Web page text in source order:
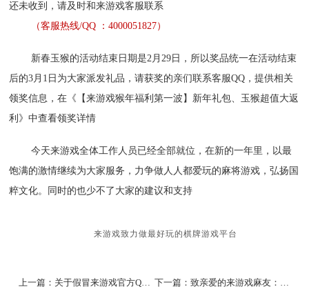
还未收到，请及时和来游戏客服联系
（客服热线/QQ ：4000051827）
新春玉猴的活动结束日期是2月29日，所以奖品统一在活动结束
后的3月1日为大家派发礼品，请获奖的亲们联系客服QQ，提供相关
领奖信息，在 《【来游戏猴年福利第一波】新年礼包、玉猴超值大返
利》中查看领奖详情
今天来游戏全体工作人员已经全部就位，在新的一年里，以最
饱满的激情继续为大家服务，力争做人人都爱玩的麻将游戏，弘扬国
粹文化。同时的也少不了大家的建议和支持
来游戏致力做最好玩的棋牌游戏平台
上一篇： 关于假冒来游戏官方QQ群的公告 下一篇： 致亲爱的来游戏麻友：新年快乐感谢有你！